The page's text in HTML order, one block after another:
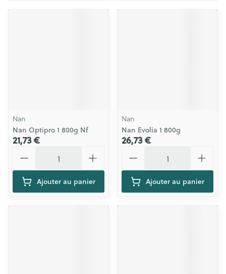
Nan
Nan Optipro 1 800g Nf
21,73 €
Ajouter au panier
Nan
Nan Evolia 1 800g
26,73 €
Ajouter au panier